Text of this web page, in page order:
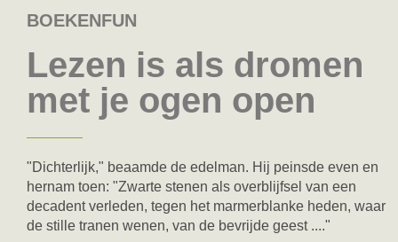
BOEKENFUN
Lezen is als dromen
met je ogen open
"Dichterlijk," beaamde de edelman. Hij peinsde even en
hernam toen: "Zwarte stenen als overblijfsel van een
decadent verleden, tegen het marmerblanke heden, waar
de stille tranen wenen, van de bevrijde geest ...."